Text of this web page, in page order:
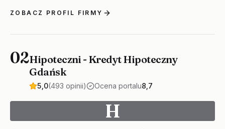
ZOBACZ PROFIL FIRMY
02Hipoteczni - Kredyt Hipoteczny
Gdańsk
5,0(493 opinii) Ocena portalu8,7
H